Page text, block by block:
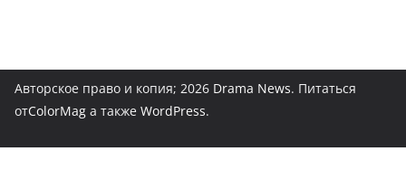
Авторское право и копия; 2026 Drama News. Питаться
отColorMag а также WordPress.